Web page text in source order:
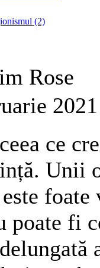
(2)
Rose
ce
Unii
foate
poate fi